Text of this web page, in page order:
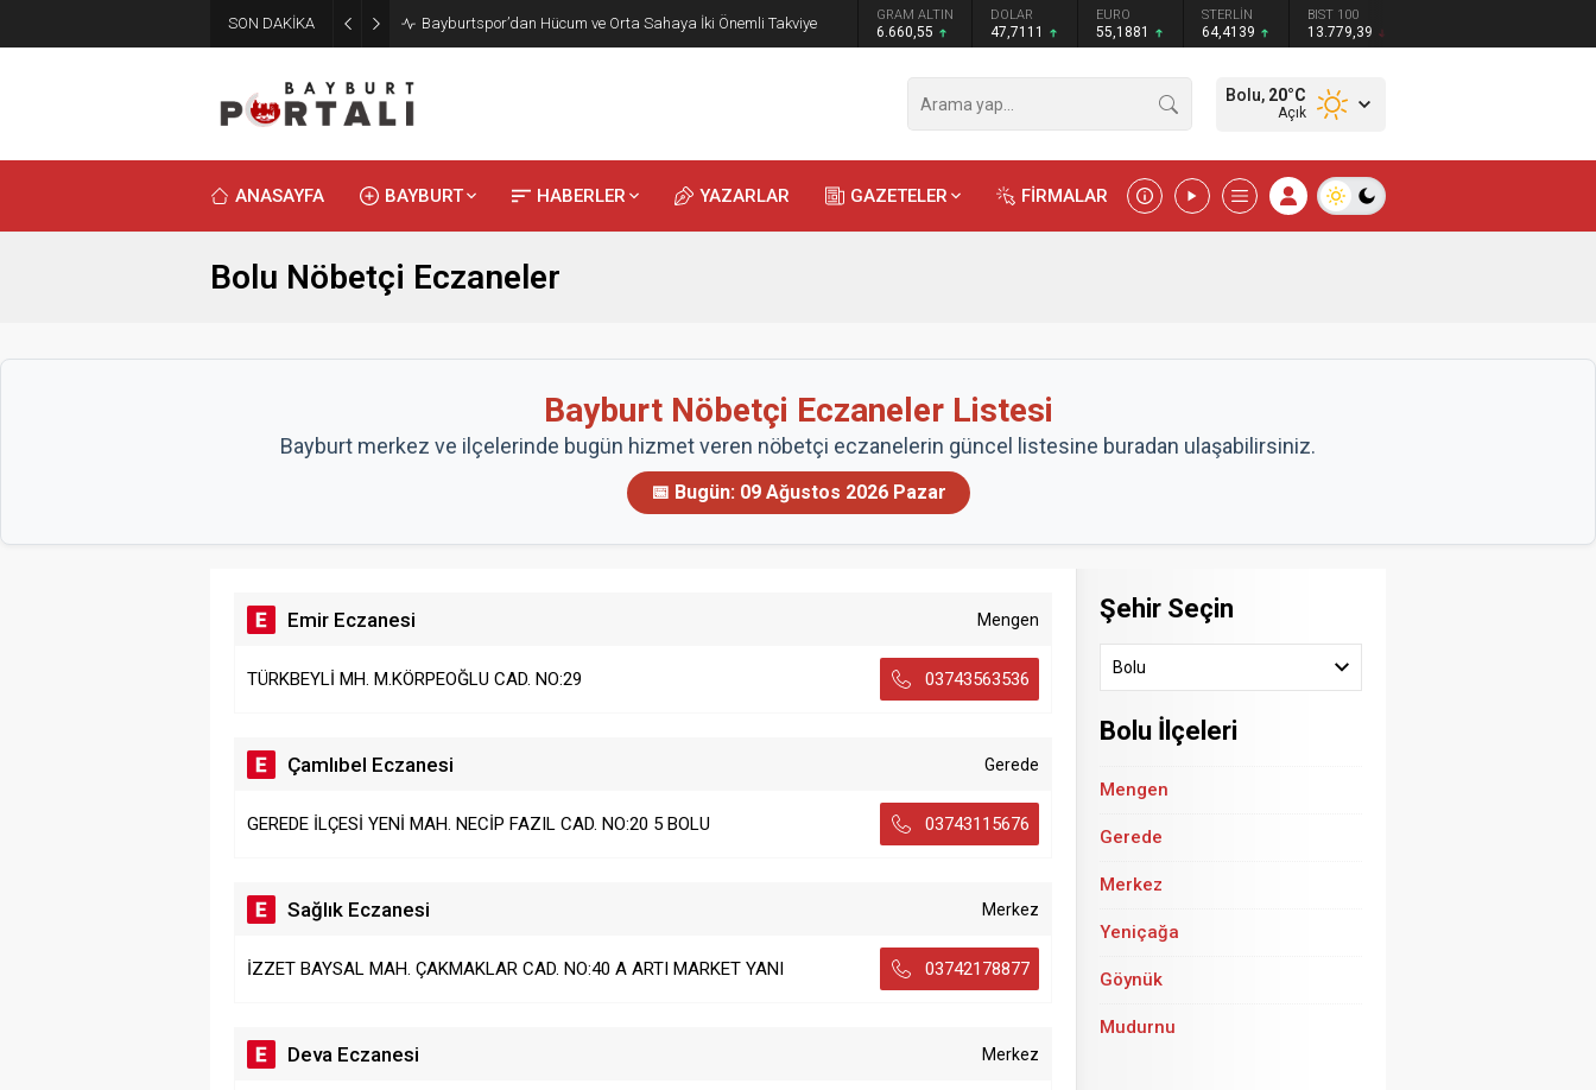
SON DAKİKA Bayburt’ta Minik Öğrencilere Jandarma Mesleği TanıtıldıGRAM ALTIN
6.660,55
DOLAR
47,7111
EURO
55,1881
STERLİN
64,4139
BIST 100
13.779,39
Bolu, 20°C
Açık
ANASAYFA BAYBURT HABERLER YAZARLAR GAZETELER FİRMALAR
Bolu Nöbetçi Eczaneler
Bayburt Nöbetçi Eczaneler Listesi
Bayburt merkez ve ilçelerinde bugün hizmet veren nöbetçi eczanelerin güncel listesine buradan ulaşabilirsiniz.
📅 Bugün: 09 Ağustos 2026 Pazar
Emir Eczanesi Mengen
TÜRKBEYLİ MH. M.KÖRPEOĞLU CAD. NO:29 03743563536
Çamlıbel Eczanesi Gerede
GEREDE İLÇESİ YENİ MAH. NECİP FAZIL CAD. NO:20 5 BOLU 03743115676
Sağlık Eczanesi Merkez
İZZET BAYSAL MAH. ÇAKMAKLAR CAD. NO:40 A ARTI MARKET YANI 03742178877
Deva Eczanesi Merkez
Şehir Seçin
Bolu
Bolu İlçeleri
Mengen
Gerede
Merkez
Yeniçağa
Göynük
Mudurnu